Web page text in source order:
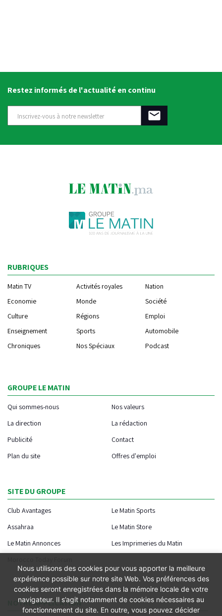
Restez informés de l'actualité en continu
RUBRIQUES
Matin TV Activités royales
Nation
Economie
Monde
Société
Culture
Régions
Emploi
Enseignement
Sports
Automobile
Chroniques
Nos Spéciaux Podcast
GROUPE LE MATIN
Qui sommes-nous
Nos valeurs
La direction
La rédaction
Publicité
Contact
Plan du site
Offres d'emploi
SITE DU GROUPE
Club Avantages
Le Matin Sports
Assahraa
Le Matin Store
Le Matin Annonces
Les Imprimeries du Matin
NOTRE APPLICATION
Nous utilisons des cookies pour vous apporter la meilleure
expérience possible sur notre site Web. Vos préférences des
cookies seront enregistrées dans la mémoire locale de votre
navigateur. Il s’agit notamment de cookies nécessaires au
fonctionnement du site. En outre, vous pouvez décider